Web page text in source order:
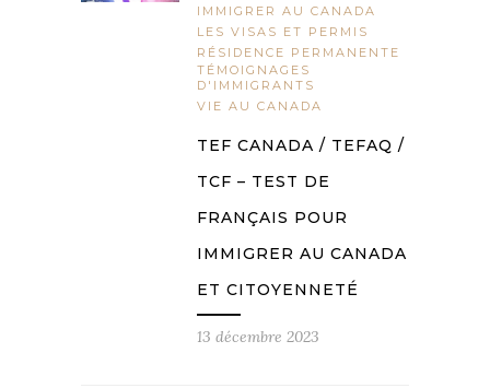
IMMIGRER AU CANADA
LES VISAS ET PERMIS
RÉSIDENCE PERMANENTE
TÉMOIGNAGES
D'IMMIGRANTS
VIE AU CANADA
TEF CANADA / TEFAQ /
TCF – TEST DE
FRANÇAIS POUR
IMMIGRER AU CANADA
ET CITOYENNETÉ
13 décembre 2023